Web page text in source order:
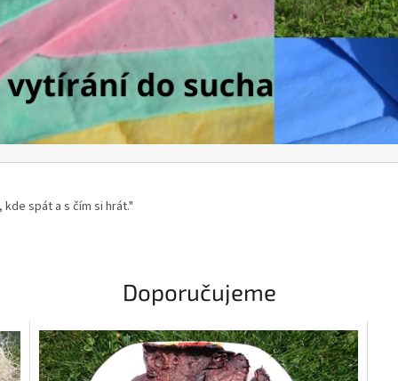
spát a s čím si hrát."
Doporučujeme